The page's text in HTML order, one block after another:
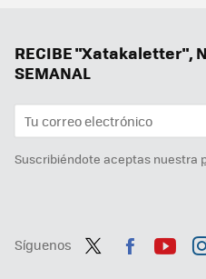
RECIBE "Xatakaletter",
SEMANAL
Suscribiéndote aceptas nuestra
Síguenos